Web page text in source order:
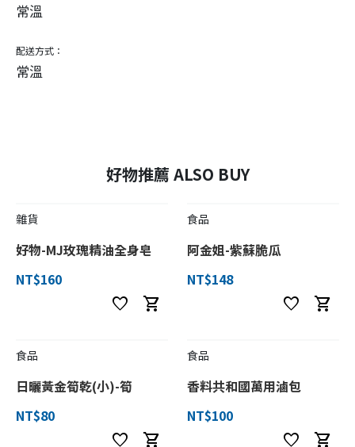
常溫
配送方式：
常溫
好物推薦 ALSO BUY
雜貨
好物-MJ玫瑰精油全身皂
NT$160
favorite shopping_cart
食品
阿金姐-紫蘇脆瓜
NT$148
favorite shopping_cart
食品
日曬黃金筍乾(小)-筍
NT$80
favorite shopping_cart
食品
香料共和國萬用滷包
NT$100
favorite shopping_cart